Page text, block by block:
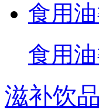
食用
食用
滋补饮品